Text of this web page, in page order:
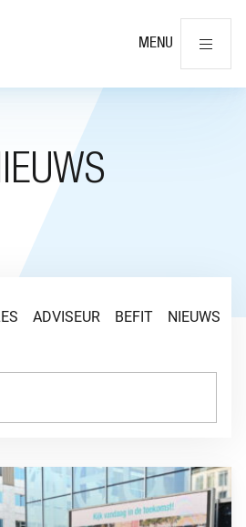
MENU
ADVISEUR BEFIT NIEUWS
15-JARIG JUBILEUM MET